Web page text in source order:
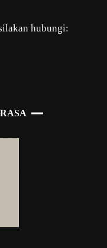
hubungi: